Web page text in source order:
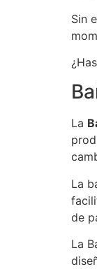
Sin
La
La
de
La